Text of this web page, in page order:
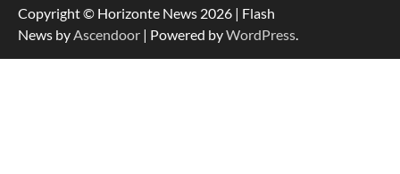
Copyright © Horizonte News 2026 | Flash
News byAscendoor | Powered byWordPress.